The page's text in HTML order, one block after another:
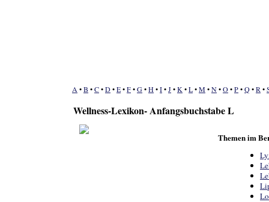
Wellness-Lexikon- Anfangsbuchstabe L
Themen im
A •B •C•D•E•F•G•H•I•J•K •L•M•N•O•P•Q•R •